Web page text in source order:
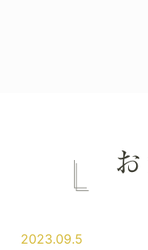
2023.09.5